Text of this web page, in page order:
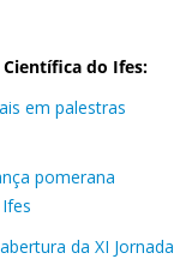
Científica do Ifes:
em palestras
pomerana
da XI Jornada